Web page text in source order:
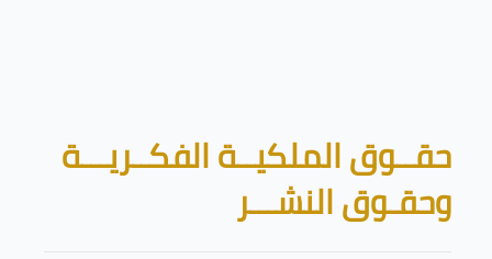
الكتل
حقــوق الملكيــة الفكــريـــة
وحقـوق النشـــر